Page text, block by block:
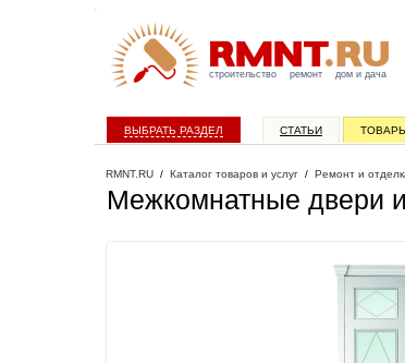
строительство ремонт дом и дача
ВЫБРАТЬ РАЗДЕЛ СТАТЬИ
RMNT.RU / Каталог товаров и услуг / Ремонт и
Межкомнатные двери